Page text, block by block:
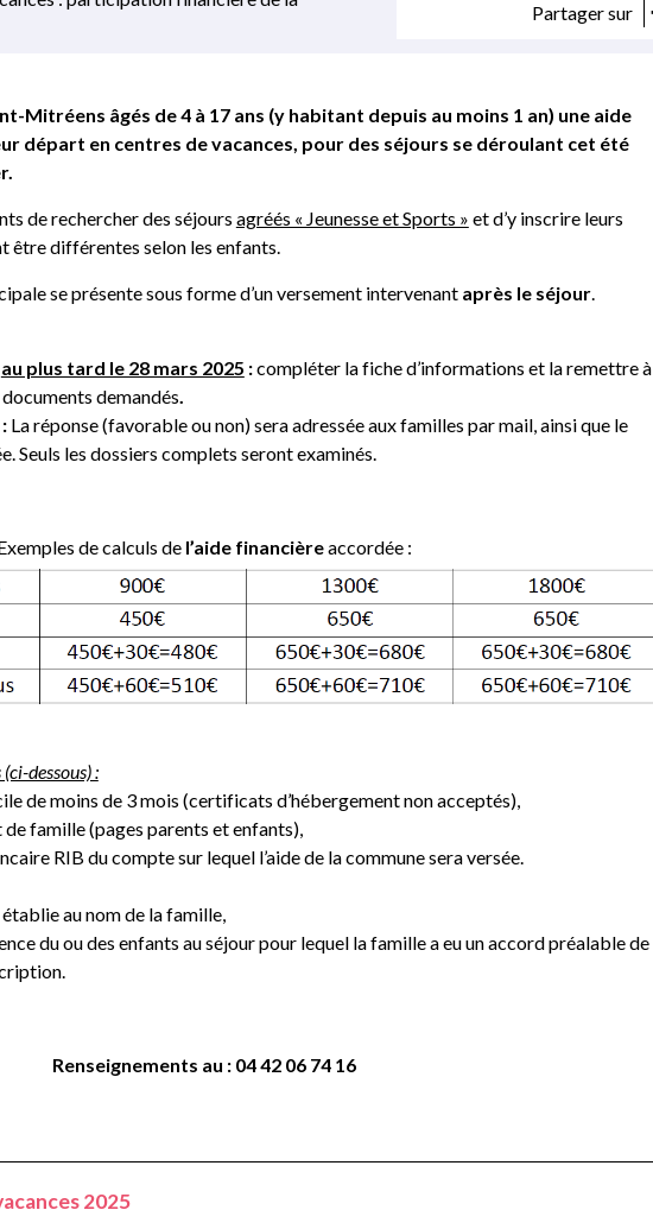
Partager sur
Mitréens âgés de 4 à 17 ans (y habitant depuis au moins 1 an) une aide
départ en centres de vacances, pour des séjours se déroulant cet été
de rechercher des séjours agréés « Jeunesse et Sports » et d’y inscrire leurs
être différentes selon les enfants.
se présente sous forme d’un versement intervenantaprès le séjour.
au plus tard le 28 mars 2025 :compléter la fiche d’informations et la remettre à
documents demandés.
La réponse (favorable ou non) sera adressée aux familles par mail, ainsi que le
Seuls les dossiers complets seront examinés.
de calculs de l’aide financièreaccordée :
dessous) :
de moins de 3 mois (certificats d’hébergement non acceptés),
famille (pages parents et enfants),
RIB du compte sur lequel l’aide de la commune sera versée.
au nom de la famille,
du ou des enfants au séjour pour lequel la famille a eu un accord préalable de
Renseignements au : 04 42 06 74 16
2025